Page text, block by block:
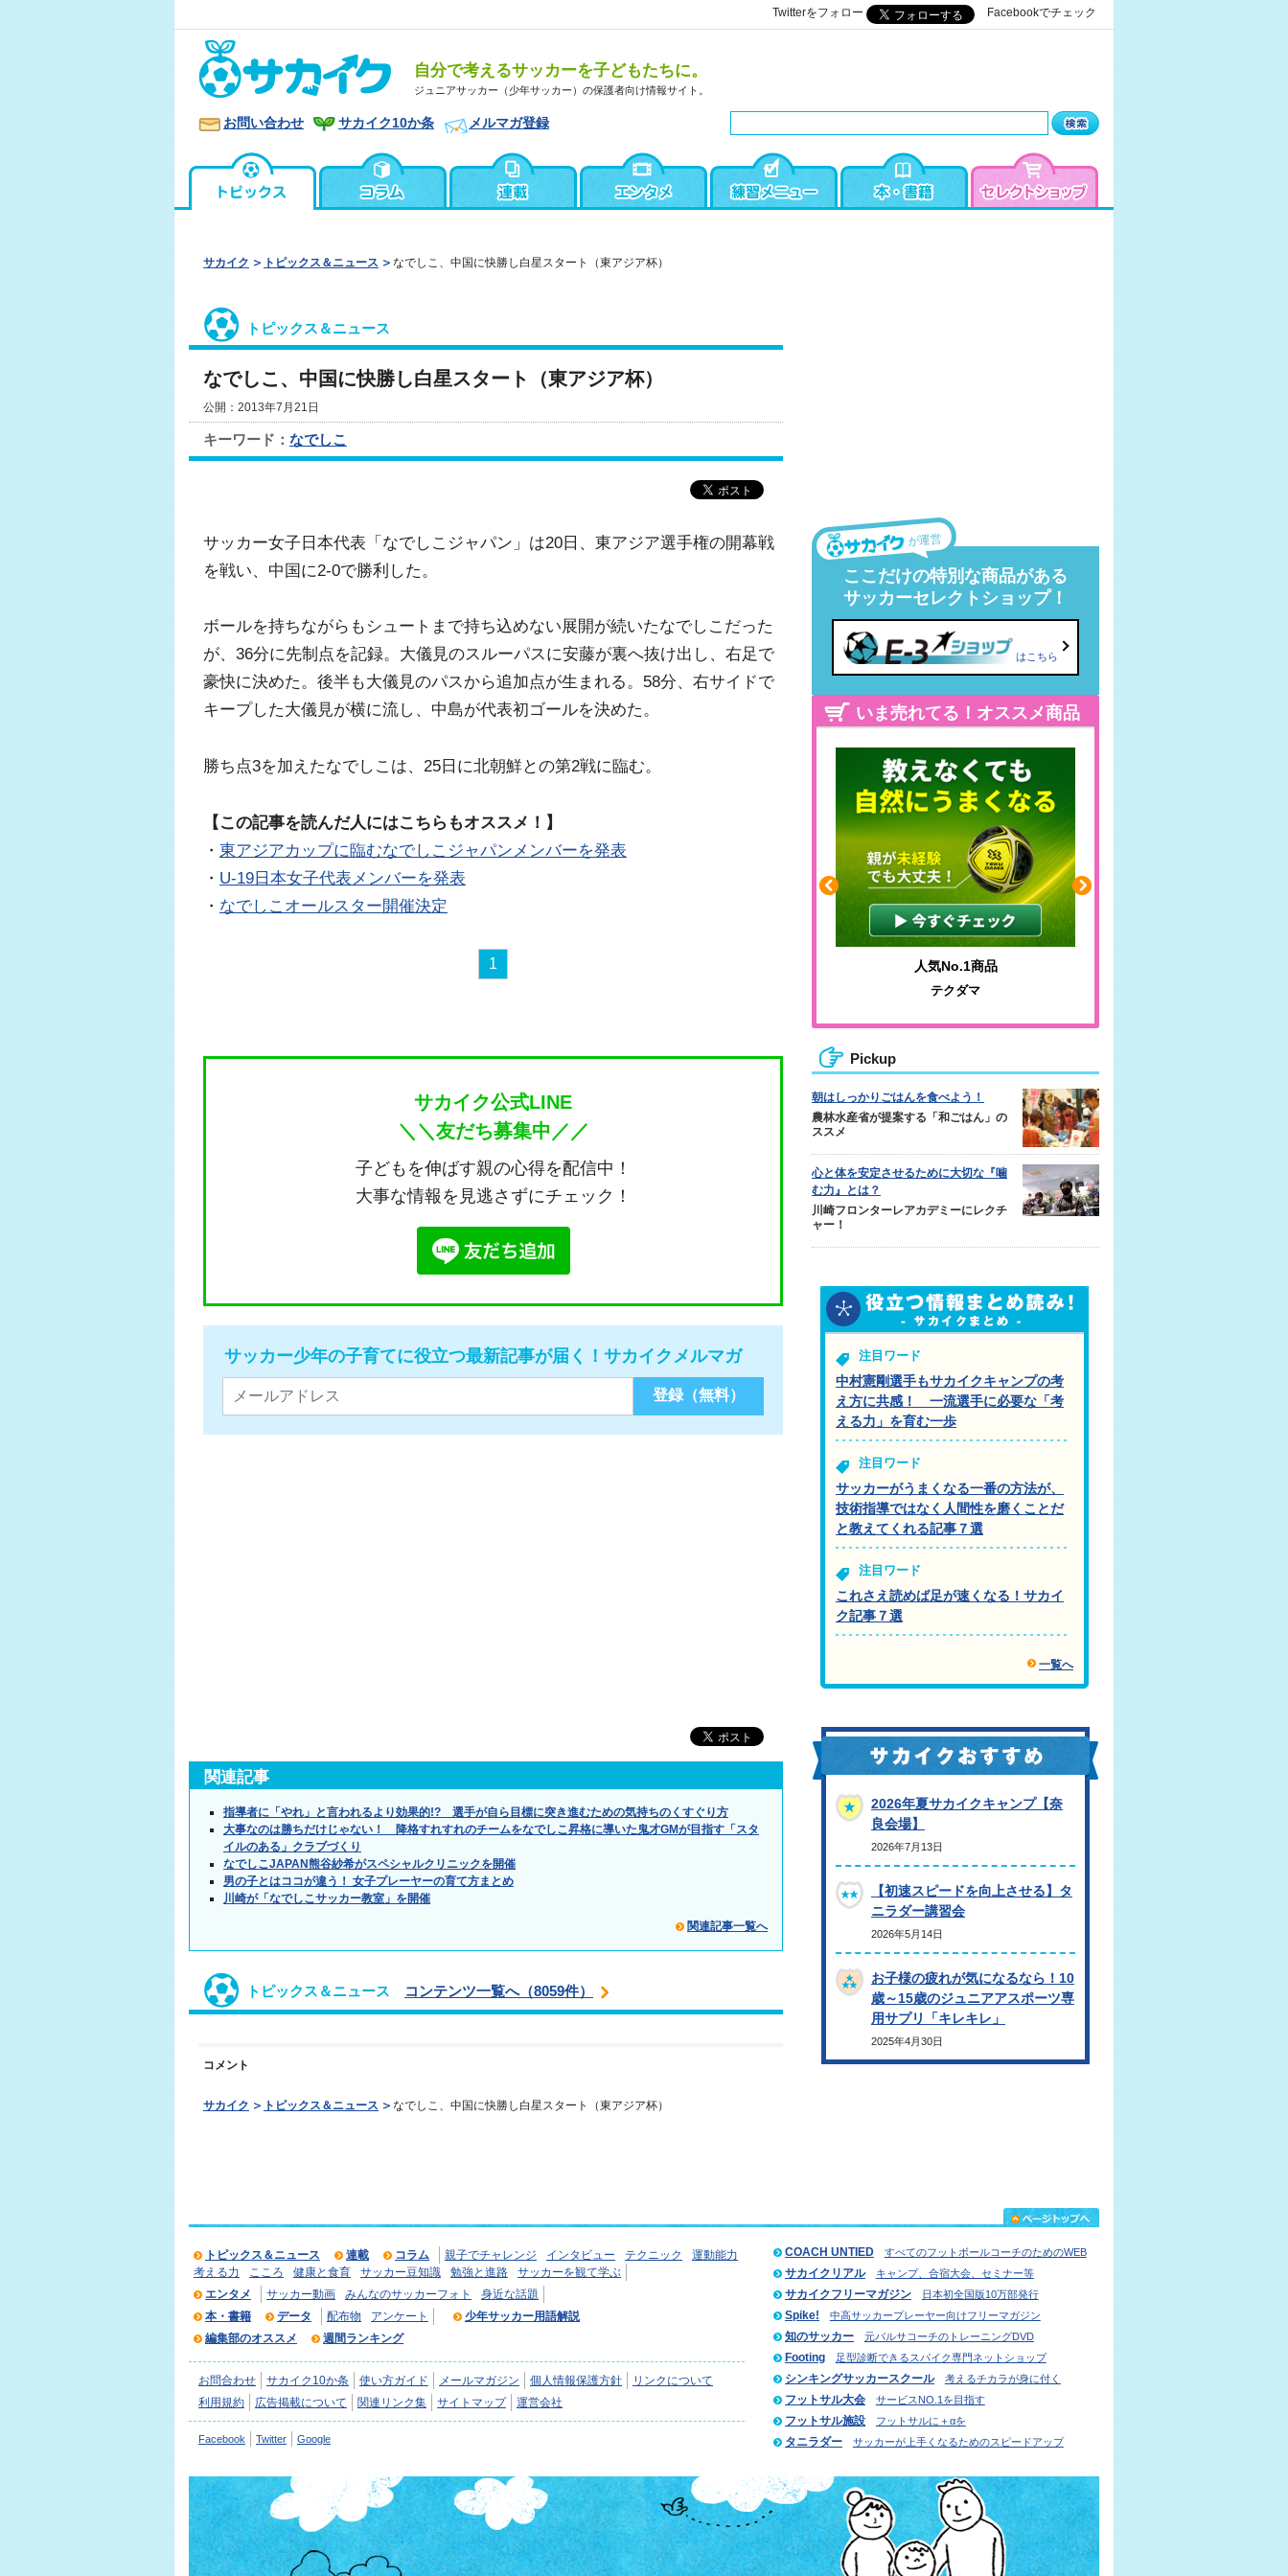
Twitterをフォロー Facebookでチェック
自分で考えるサッカーを子どもたちに。
ジュニアサッカー（少年サッカー）の保護者向け情報サイト。
お問い合わせ サカイク10か条 メルマガ登録
サカイク トピックス＆ニュース なでしこ、中国に快勝し白星スタート（東アジア杯）
トピックス＆ニュース
なでしこ、中国に快勝し白星スタート（東アジア杯）
公開：2013年7月21日
キーワード： なでしこ
サッカー女子日本代表「なでしこジャパン」は20日、東アジア選手権の開幕戦
を戦い、中国に2-0で勝利した。
ボールを持ちながらもシュートまで持ち込めない展開が続いたなでしこだった
が、36分に先制点を記録。大儀見のスルーパスに安藤が裏へ抜け出し、右足で
豪快に決めた。後半も大儀見のパスから追加点が生まれる。58分、右サイドで
キープした大儀見が横に流し、中島が代表初ゴールを決めた。
勝ち点3を加えたなでしこは、25日に北朝鮮との第2戦に臨む。
【この記事を読んだ人にはこちらもオススメ！】
・ 東アジアカップに臨むなでしこジャパンメンバーを発表
・ U-19日本女子代表メンバーを発表
・ なでしこオールスター開催決定
1
サカイク公式LINE
＼＼友だち募集中／／
子どもを伸ばす親の心得を配信中！
大事な情報を見逃さずにチェック！
サッカー少年の子育てに役立つ最新記事が届く！サカイクメルマガ
関連記事
指導者に「やれ」と言われるより効果的!? 選手が自ら目標に突き進むための気持ちのくすぐり方
大事なのは勝ちだけじゃない！ 降格すれすれのチームをなでしこ昇格に導いた鬼才GMが目指す「スタ
イルのある」クラブづくり
なでしこJAPAN熊谷紗希がスペシャルクリニックを開催
男の子とはココが違う！ 女子プレーヤーの育て方まとめ
川崎が「なでしこサッカー教室」を開催
関連記事一覧へ
トピックス＆ニュース コンテンツ一覧へ（8059件）
コメント
サカイク トピックス＆ニュース なでしこ、中国に快勝し白星スタート（東アジア杯）
が運営
ここだけの特別な商品がある
サッカーセレクトショップ！
はこちら
いま売れてる！オススメ商品
人気No.1商品
テクダマ
Pickup
朝はしっかりごはんを食べよう！
農林水産省が提案する「和ごはん」の
ススメ
心と体を安定させるために大切な『噛
む力』とは？
川崎フロンターレアカデミーにレクチ
ャー！
注目ワード
中村憲剛選手もサカイクキャンプの考
え方に共感！ 一流選手に必要な「考
える力」を育む一歩
注目ワード
サッカーがうまくなる一番の方法が、
技術指導ではなく人間性を磨くことだ
と教えてくれる記事７選
注目ワード
これさえ読めば足が速くなる！サカイ
ク記事７選
一覧へ
2026年夏サカイクキャンプ【奈
良会場】
2026年7月13日
【初速スピードを向上させる】タ
ニラダー講習会
2026年5月14日
お子様の疲れが気になるなら！10
歳～15歳のジュニアアスポーツ専
用サプリ「キレキレ」
2025年4月30日
トピックス＆ニュース 連載 コラム 親子でチャレンジ インタビュー テクニック
運動能力
考える力
こころ 健康と食育 サッカー豆知識 勉強と進路
サッカーを観て学ぶ
エンタメ
サッカー動画 みんなのサッカーフォト
身近な話題
本・書籍
データ 配布物 アンケート
少年サッカー用語解説
編集部のオススメ
週間ランキング
お問合わせ サカイク10か条 使い方ガイド メールマガジン 個人情報保護方針
リンクについて
利用規約
広告掲載について 関連リンク集 サイトマップ 運営会社
Facebook Twitter Google
COACH UNTIED すべてのフットボールコーチのためのWEB
サカイクリアル キャンプ、合宿大会、セミナー等
サカイクフリーマガジン 日本初全国版10万部発行
Spike! 中高サッカープレーヤー向けフリーマガジン
知のサッカー 元バルサコーチのトレーニングDVD
Footing 足型診断できるスパイク専門ネットショップ
シンキングサッカースクール 考えるチカラが身に付く
フットサル大会 サービスNO.1を目指す
フットサル施設 フットサルに＋αを
タニラダー サッカーが上手くなるためのスピードアップ